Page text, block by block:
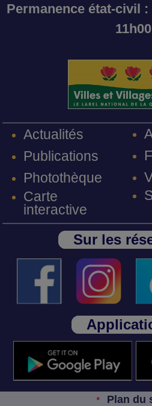
Permanence état-civil
11h00
Actualités
Publications
Photothèque
Carte
interactive
Sur les
Plan du